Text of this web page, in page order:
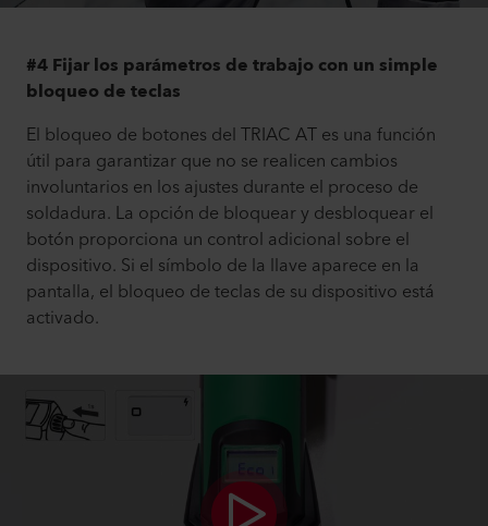
#4 Fijar los parámetros de trabajo con un simple
bloqueo de teclas
El bloqueo de botones del TRIAC AT es una función
útil para garantizar que no se realicen cambios
involuntarios en los ajustes durante el proceso de
soldadura. La opción de bloquear y desbloquear el
botón proporciona un control adicional sobre el
dispositivo. Si el símbolo de la llave aparece en la
pantalla, el bloqueo de teclas de su dispositivo está
activado.